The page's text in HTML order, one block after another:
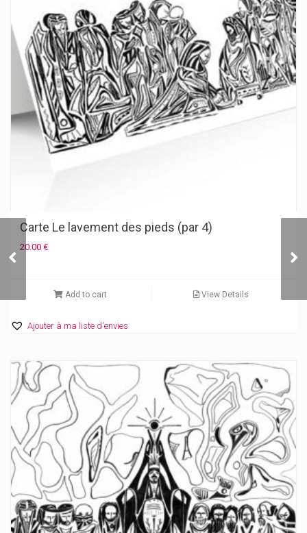
Carte Le lavement des pieds (par 4)
20.00 €
Add to cart View Details
Ajouter à ma liste d'envies